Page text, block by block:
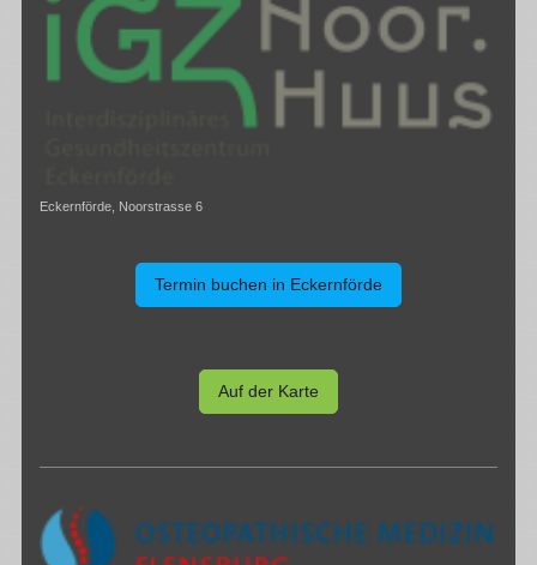
Eckernförde, Noorstrasse 6
Termin buchen in Eckernförde
Auf der Karte